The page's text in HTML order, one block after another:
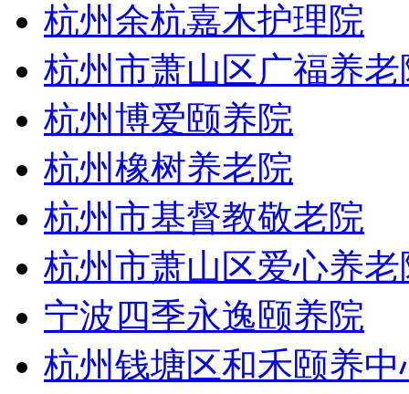
杭州余杭嘉木护理院
杭州市萧山区广福养老
杭州博爱颐养院
杭州橡树养老院
杭州市基督教敬老院
杭州市萧山区爱心养老
宁波四季永逸颐养院
杭州钱塘区和禾颐养中